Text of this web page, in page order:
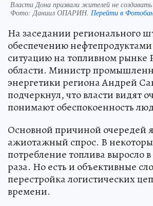
Власти Дона призвали жителей не
Фото:Даниил ОПАРИН. Перейти в
На заседании регионального
обеспечению нефтепродуктами
ситуацию на топливном рынке
области. Министр
энергетики региона Андрей
подчеркнул, что власти видят
понимают обеспокоенность
Основной причиной очередей
ажиотажный спрос. В
потребление топлива выросло
раза. Но есть и объективные
перестройка логистических
времени.